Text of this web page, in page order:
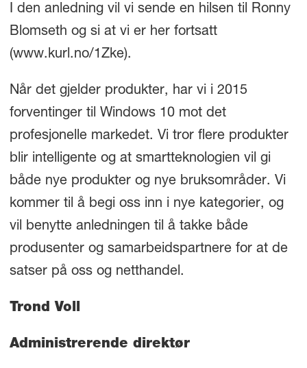
I den anledning vil vi sende en hilsen til Ronny
Blomseth og si at vi er her fortsatt
(www.kurl.no/1Zke).
Når det gjelder produkter, har vi i 2015
forventinger til Windows 10 mot det
profesjonelle markedet. Vi tror flere produkter
blir intelligente og at smartteknologien vil gi
både nye produkter og nye bruksområder. Vi
kommer til å begi oss inn i nye kategorier, og
vil benytte anledningen til å takke både
produsenter og samarbeidspartnere for at de
satser på oss og netthandel.
Trond Voll
Administrerende direktør